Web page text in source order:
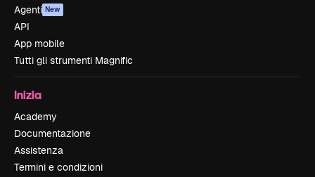
Agenti New
API
App mobile
Tutti gli strumenti Magnific
Inizia
Academy
Documentazione
Assistenza
Termini e condizioni